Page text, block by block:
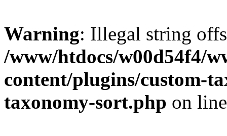
Warning: Illegal string
/www/htdocs/w00d54f4/
content/plugins/custom-
taxonomy-sort.php on